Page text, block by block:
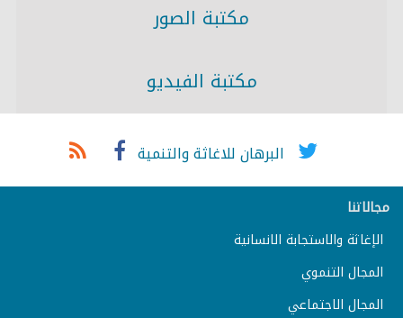
مكتبة الصور
مكتبة الفيديو
البرهان للاغاثة والتنمية
مجالاتنا
الإغاثة والاستجابة الانسانية
المجال التنموي
المجال الاجتماعي